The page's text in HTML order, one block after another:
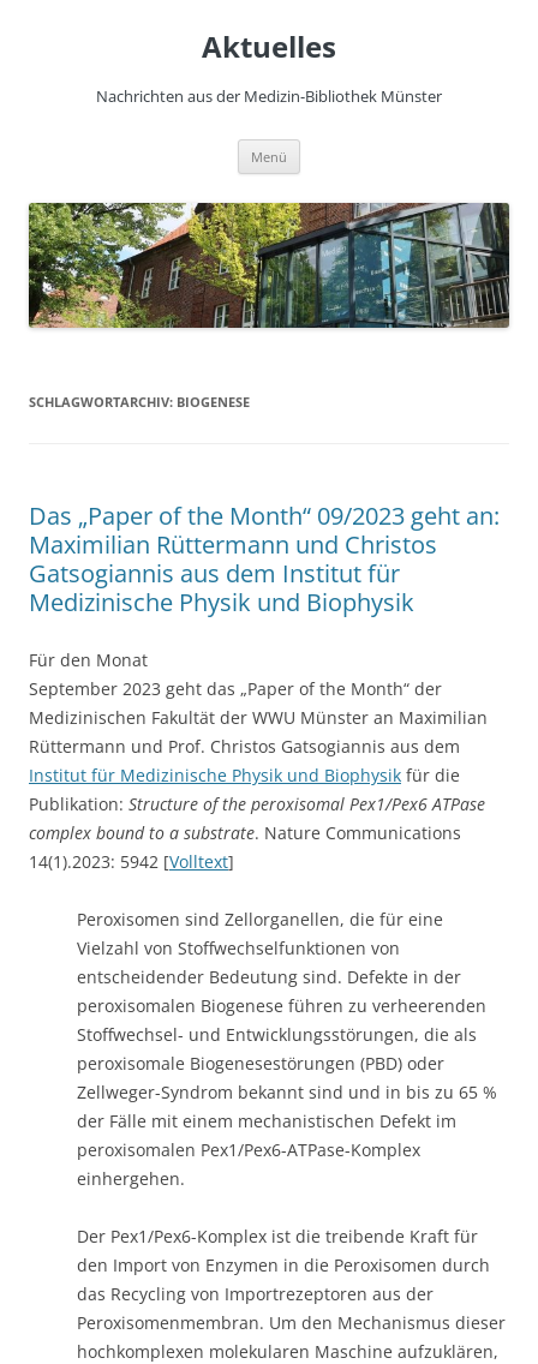
Aktuelles
Nachrichten aus der Medizin-Bibliothek Münster
Menü
SCHLAGWORTARCHIV: BIOGENESE
Das „Paper of the Month“ 09/2023 geht an:
Maximilian Rüttermann und Christos
Gatsogiannis aus dem Institut für
Medizinische Physik und Biophysik
Für den Monat
September 2023 geht das „Paper of the Month“ der
Medizinischen Fakultät der WWU Münster an Maximilian
Rüttermann und Prof. Christos Gatsogiannis aus dem
Institut für Medizinische Physik und Biophysik für die
Publikation: Structure of the peroxisomal Pex1/Pex6 ATPase
complex bound to a substrate. Nature Communications
14(1).2023: 5942 [Volltext]
Peroxisomen sind Zellorganellen, die für eine
Vielzahl von Stoffwechselfunktionen von
entscheidender Bedeutung sind. Defekte in der
peroxisomalen Biogenese führen zu verheerenden
Stoffwechsel- und Entwicklungsstörungen, die als
peroxisomale Biogenesestörungen (PBD) oder
Zellweger-Syndrom bekannt sind und in bis zu 65 %
der Fälle mit einem mechanistischen Defekt im
peroxisomalen Pex1/Pex6-ATPase-Komplex
einhergehen.
Der Pex1/Pex6-Komplex ist die treibende Kraft für
den Import von Enzymen in die Peroxisomen durch
das Recycling von Importrezeptoren aus der
Peroxisomenmembran. Um den Mechanismus dieser
hochkomplexen molekularen Maschine aufzuklären,